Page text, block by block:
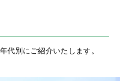
代別にご紹介いたします。